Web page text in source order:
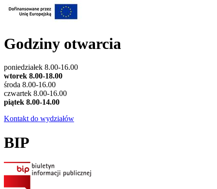
Godziny otwarcia
poniedziałek 8.00-16.00
wtorek 8.00-18.00
środa 8.00-16.00
czwartek 8.00-16.00
piątek 8.00-14.00
Kontakt do wydziałów
BIP